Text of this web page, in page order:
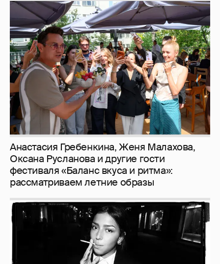
Анастасия Гребенкина, Женя Малахова,
Оксана Русланова и другие гости
фестиваля «Баланс вкуса и ритма»:
рассматриваем летние образы
Рублёвские дочки 187